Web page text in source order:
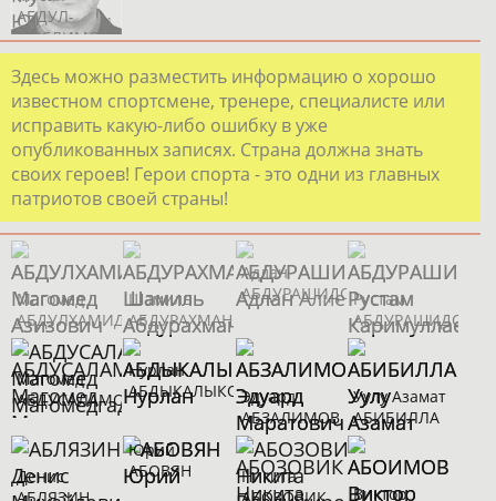
АБДУЛ-
МУСЛИМОВ
Здесь можно разместить информацию о хорошо
известном спортсмене, тренере, специалисте или
исправить какую-либо ошибку в уже
опубликованных записях. Страна должна знать
своих героев! Герои спорта - это одни из главных
патриотов своей страны!
Магомед
АБДУЛХАМИДОВ
Шамиль
АБДУРАХМАНОВ
Адлан
АБДУРАШИДОВРустам
АБДУРАШИДОВ
Магомед
АБДУСАЛАМОВ
Нурлан
АБДЫКАЛЫКОВЭдуард
АБЗАЛИМОВ
Уулу Азамат
АБИБИЛЛА
Денис
Юрий
АБОВЯН
Никита
Виктор